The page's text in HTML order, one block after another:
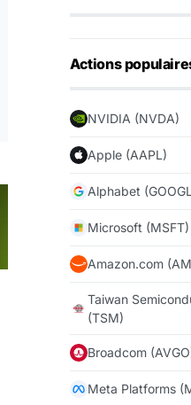
Actions
NVIDIA (NVDA)
Apple (AAPL)
Alphabet
Microsoft (MSFT)
Amazon.com
Taiwan
(TSM)
Broadcom
Meta Platforms